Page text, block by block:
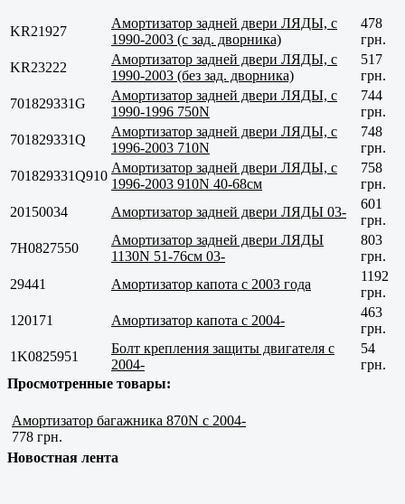
KR21927
Амортизатор задней двери ЛЯДЫ, с
1990-2003 (c зад. дворника)
478
грн.
KR23222
Амортизатор задней двери ЛЯДЫ, с
1990-2003 (без зад. дворника)
517
грн.
701829331G
Амортизатор задней двери ЛЯДЫ, с
1990-1996 750N
744
грн.
701829331Q
Амортизатор задней двери ЛЯДЫ, с
1996-2003 710N
748
грн.
701829331Q910
Амортизатор задней двери ЛЯДЫ, с
1996-2003 910N 40-68см
758
грн.
20150034
Амортизатор задней двери ЛЯДЫ 03-
601
грн.
7H0827550
Амортизатор задней двери ЛЯДЫ
1130N 51-76cм 03-
803
грн.
29441
Амортизатор капота с 2003 года
1192
грн.
120171
Амортизатор капота с 2004-
463
грн.
1K0825951
Болт крепления защиты двигателя с
2004-
54
грн.
Просмотренные товары:
Амортизатор багажника 870N c 2004-
778 грн.
Новостная лента